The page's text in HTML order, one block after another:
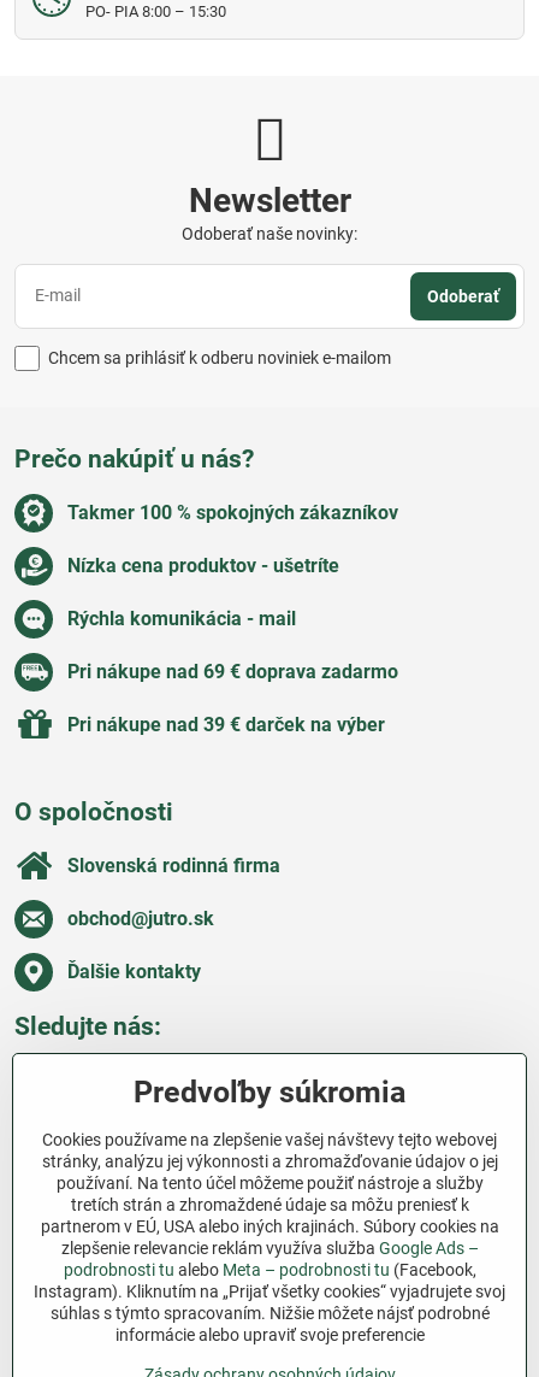
PO- PIA 8:00 – 15:30
Newsletter
Odoberať naše novinky:
Odoberať
Chcem sa prihlásiť k odberu noviniek e-mailom
Prečo nakúpiť u nás?
Takmer 100 % spokojných zákazníkov
Nízka cena produktov - ušetríte
Rýchla komunikácia - mail
Pri nákupe nad 69 € doprava zadarmo
Pri nákupe nad 39 € darček na výber
O spoločnosti
Slovenská rodinná firma
obchod​@jutro​.sk
Ďalšie kontakty
Sledujte nás:
Všetko o nákupe
Ďakujeme za podporu
Sme slovenský e-shop bez dotácií​. Fungujeme len
vďaka vám – ľuďom, ktorí veria v poctivú prácu a
lásku k pôde​. Každý nákup na Jutro​.sk nám pomáha
pokračovať v tom, čo má zmysel – pomáhať
záhradkárom zadarmo a srdcom​.
Predvoľby súkromia
Cookies používame na zlepšenie vašej návštevy tejto webovej
stránky, analýzu jej výkonnosti a zhromažďovanie údajov o jej
používaní. Na tento účel môžeme použiť nástroje a služby
tretích strán a zhromaždené údaje sa môžu preniesť k
partnerom v EÚ, USA alebo iných krajinách. Súbory cookies na
zlepšenie relevancie reklám využíva služba Google Ads –
podrobnosti tu alebo Meta – podrobnosti tu (Facebook,
Instagram). Kliknutím na „Prijať všetky cookies“ vyjadrujete svoj
súhlas s týmto spracovaním. Nižšie môžete nájsť podrobné
informácie alebo upraviť svoje preferencie